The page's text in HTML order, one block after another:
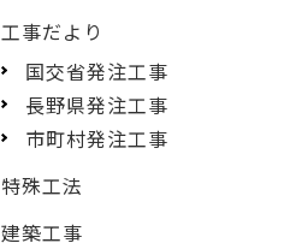
工事だより
国交省発注工事
長野県発注工事
市町村発注工事
特殊工法
建築工事